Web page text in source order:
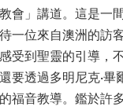
會」講道。這是一
一位來自澳洲的訪
受到聖靈的引導，
要透過多明尼克·畢
福音教導。鑑於許